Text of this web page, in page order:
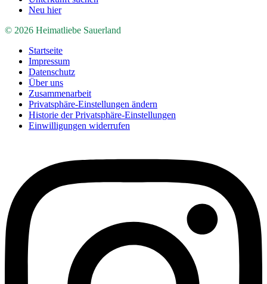
Neu hier
© 2026 Heimatliebe Sauerland
Startseite
Impressum
Datenschutz
Über uns
Zusammenarbeit
Privatsphäre-Einstellungen ändern
Historie der Privatsphäre-Einstellungen
Einwilligungen widerrufen